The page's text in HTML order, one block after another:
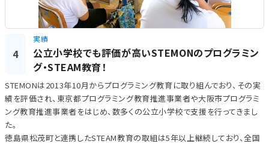
4
実績
公立小学校でも評価が高いSTEMONのプログラミン
グ・STEAM教育！
STEMONは2013年10月からプログラミング教育に取り組んでおり、その実
績を評価され、東京都プログラミング教育推進事業者や大阪市プログラミ
ング教育推進事業者をはじめ、数多くの公立小学校で支援を行ってきまし
た。
徳島県松茂町と連携したSTEAM教育の取組は5年以上継続しており、全国